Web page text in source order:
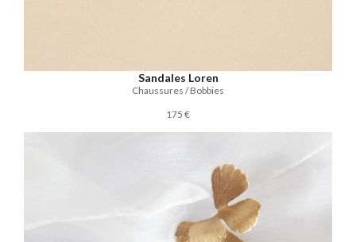
Sandales Loren
Chaussures / Bobbies
175 €